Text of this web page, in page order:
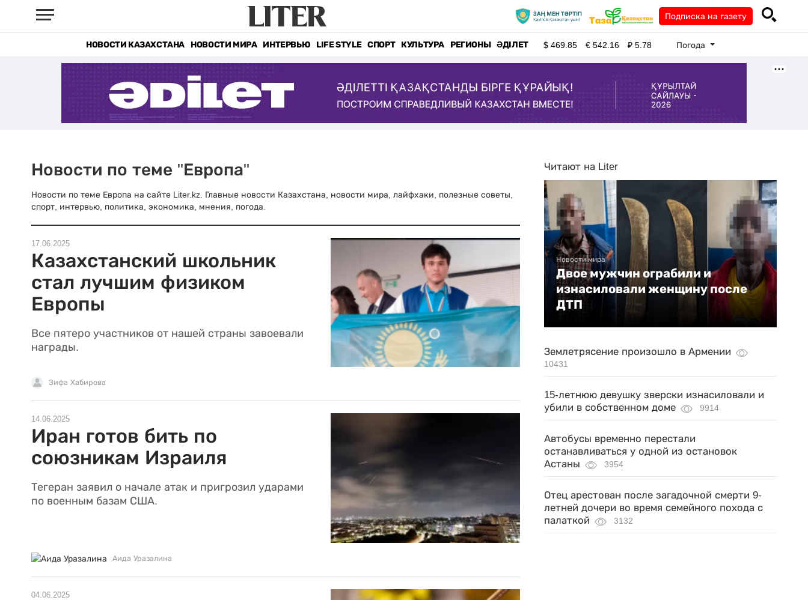
Подписка на газету
НОВОСТИ КАЗАХСТАНА НОВОСТИ МИРА ИНТЕРВЬЮ LIFE STYLE СПОРТ КУЛЬТУРА РЕГИОНЫ ӘДІЛЕТ $469.85 €542.16 ₽5.78 Погода
Новости по теме "Европа"
Новости по теме Европа на сайте Liter.kz. Главные новости Казахстана, новости мира, лайфхаки, полезные советы,
спорт, интервью, политика, экономика, мнения, погода.
17.06.2025
Казахстанский школьник
стал лучшим физиком
Европы
Все пятеро участников от нашей страны завоевали
награды.
Зифа Хабирова
14.06.2025
Иран готов бить по
союзникам Израиля
Тегеран заявил о начале атак и пригрозил ударами
по военным базам США.
Аида Уразалина
04.06.2025
Читают на Liter
Новости мира
Двое мужчин ограбили и
изнасиловали женщину после
ДТП
Землетрясение произошло в Армении
10431
15-летнюю девушку зверски изнасиловали и
убили в собственном доме
9914
Автобусы временно перестали
останавливаться у одной из остановок
Астаны
3954
Отец арестован после загадочной смерти 9-
летней дочери во время семейного похода с
палаткой
3132